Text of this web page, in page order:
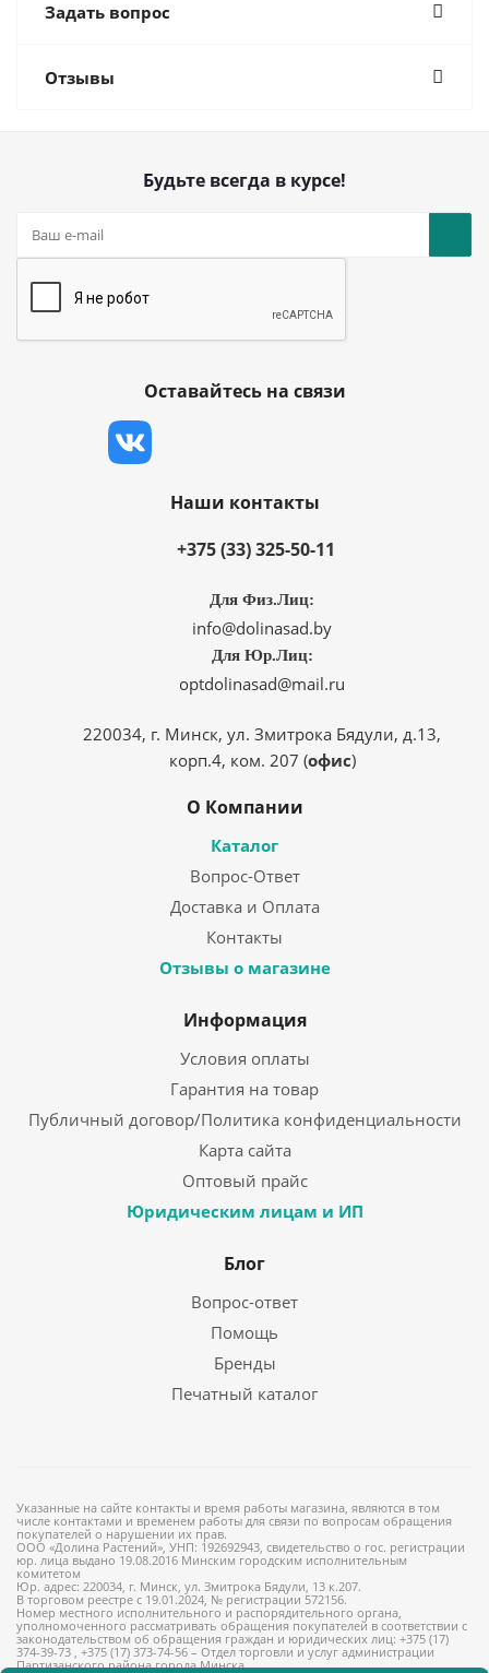
Задать вопрос
Отзывы
Будьте всегда в курсе!
Оставайтесь на связи
Наши контакты
+375 (33) 325-50-11
Для Физ.Лиц:
info@dolinasad.by
Для Юр.Лиц:
optdolinasad@mail.ru
220034, г. Минск, ул. Змитрока Бядули, д.13,
корп.4, ком. 207 (офис)
О Компании
Каталог
Вопрос-Ответ
Доставка и Оплата
Контакты
Отзывы о магазине
Информация
Условия оплаты
Гарантия на товар
Публичный договор/Политика конфиденциальности
Карта сайта
Оптовый прайс
Юридическим лицам и ИП
Блог
Вопрос-ответ
Помощь
Бренды
Печатный каталог
Указанные на сайте контакты и время работы магазина, являются в том
числе контактами и временем работы для связи по вопросам обращения
покупателей о нарушении их прав.
ООО «Долина Растений», УНП: 192692943, свидетельство о гос. регистрации
юр. лица выдано 19.08.2016 Минским городским исполнительным
комитетом
Юр. адрес: 220034, г. Минск, ул. Змитрока Бядули, 13 к.207.
В торговом реестре с 19.01.2024, № регистрации 572156.
Номер местного исполнительного и распорядительного органа,
уполномоченного рассматривать обращения покупателей в соответствии с
законодательством об обращения граждан и юридических лиц: +375 (17)
374-39-73 , +375 (17) 373-74-56 – Отдел торговли и услуг администрации
Партизанского района города Минска